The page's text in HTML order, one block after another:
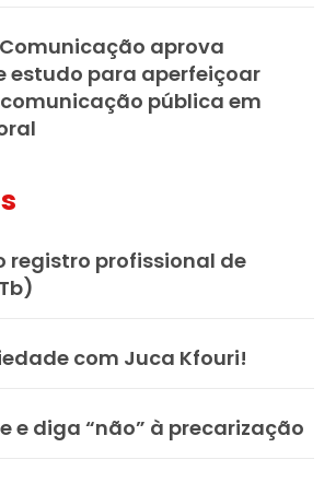
aprova
estudo para aperfeiçoar
pública em
registro profissional de
com Juca Kfouri!
e diga “não” à precarização